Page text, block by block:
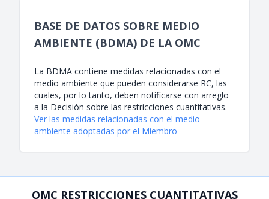
BASE DE DATOS SOBRE MEDIO
AMBIENTE (BDMA) DE LA OMC
La BDMA contiene medidas relacionadas con el
medio ambiente que pueden considerarse RC, las
cuales, por lo tanto, deben notificarse con arreglo
a la Decisión sobre las restricciones cuantitativas.
Ver las medidas relacionadas con el medio
ambiente adoptadas por el Miembro
OMC RESTRICCIONES CUANTITATIVAS